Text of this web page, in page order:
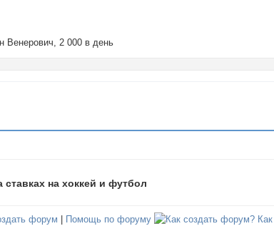
Венерович, 2 000 в день
ставках на хоккей и футбол
форум Помощь по форуму